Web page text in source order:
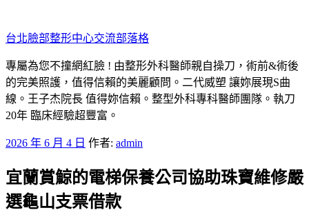
至
主
要
內
容
台北臉部整形中心交流部落格
專屬為您不撞網紅臉 ! 由整形外科醫師親自操刀，術前&術後
的完美照護，值得信賴的美麗顧問。二代威塑 讓妳展現S曲
線。王子杰院長 值得妳信賴。整型外科專科醫師團隊。執刀
20年 臨床經驗超豐富。
發
於
2026 年 6 月 4 日 作者: admin
宜蘭賞鯨的電梯保養公司協助珠寶維修嚴
選龜山支票借款